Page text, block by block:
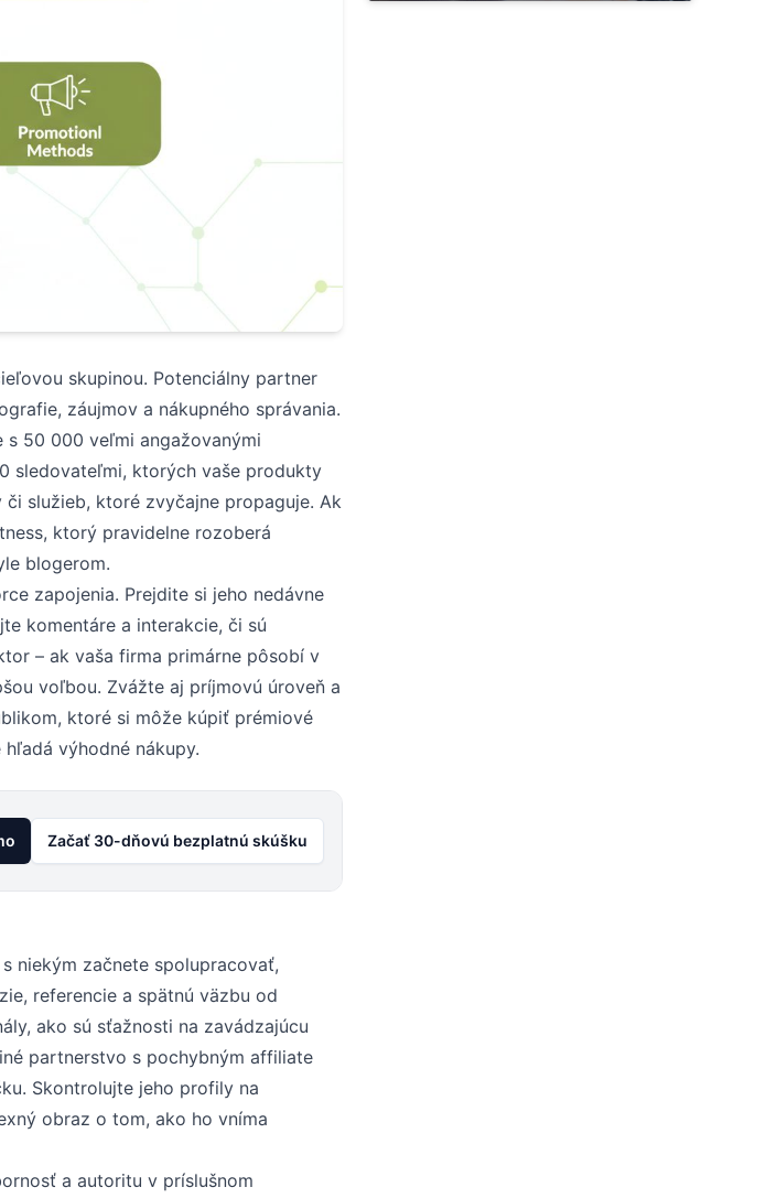
skupinou. Potenciálny partner
záujmov a nákupného správania.
50 000 veľmi angažovanými
sledovateľmi, ktorých vaše produkty
služieb, ktoré zvyčajne propaguje. Ak
ktorý pravidelne rozoberá
blogerom.
zapojenia. Prejdite si jeho nedávne
komentáre a interakcie, či sú
– ak vaša firma primárne pôsobí v
voľbou. Zvážte aj príjmovú úroveň a
ktoré si môže kúpiť prémiové
výhodné nákupy.
Začať 30-dňovú bezplatnú skúšku
niekým začnete spolupracovať,
referencie a spätnú väzbu od
ako sú sťažnosti na zavádzajúcu
partnerstvo s pochybným affiliate
Skontrolujte jeho profily na
obraz o tom, ako ho vníma
a autoritu v príslušnom